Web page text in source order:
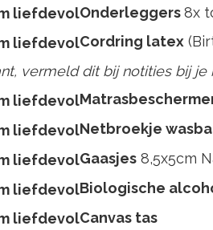
Onderleggers8x
Cordring latex
vermeld dit bij notities bij je
Netbroekje
Gaasjes 8,5x5cm
Biologische
Canvas tas